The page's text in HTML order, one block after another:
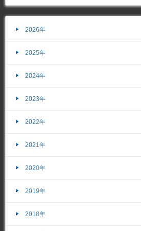
2026年
2025年
2024年
2023年
2022年
2021年
2020年
2019年
2018年